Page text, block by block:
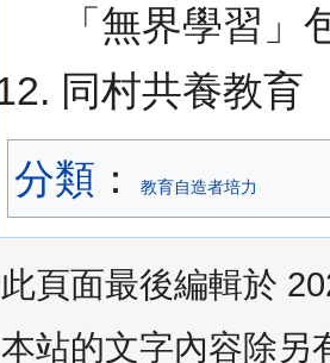
「無界學習
同村共養教育
分類 ：​ 教育自造者培力
此頁面最後編輯於
本站的文字內容除